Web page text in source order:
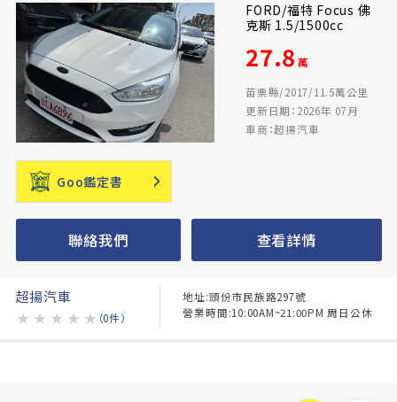
FORD/福特 Focus 佛
克斯 1.5/1500cc
27.8 萬
苗栗縣/2017/11.5萬公里
更新日期：2026年 07月
車商：超揚汽車
Goo鑑定書
聯絡我們 查看詳情
超揚汽車
★ ★ ★ ★ ★ （0件）
地址:頭份市民族路297號
營業時間:10:00AM~21:00PM 周日公休